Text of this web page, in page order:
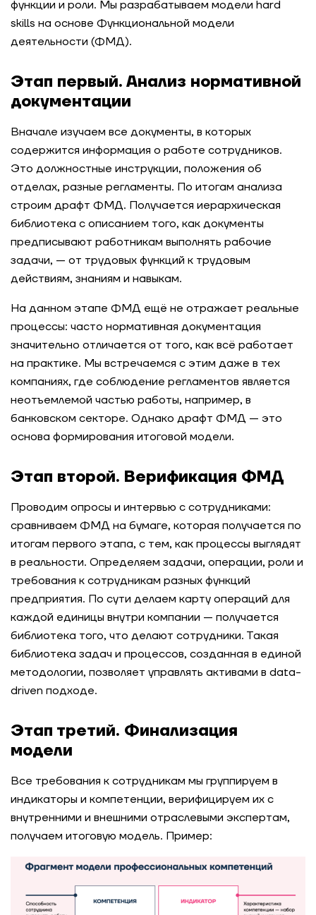
функции и роли. Мы разрабатываем модели hard
skills на основе Функциональной модели
деятельности (ФМД).
Этап первый. Анализ нормативной
документации
Вначале изучаем все документы, в которых
содержится информация о работе сотрудников.
Это должностные инструкции, положения об
отделах, разные регламенты. По итогам анализа
строим драфт ФМД. Получается иерархическая
библиотека с описанием того, как документы
предписывают работникам выполнять рабочие
задачи, — от трудовых функций к трудовым
действиям, знаниям и навыкам.
На данном этапе ФМД ещё не отражает реальные
процессы: часто нормативная документация
значительно отличается от того, как всё работает
на практике. Мы встречаемся с этим даже в тех
компаниях, где соблюдение регламентов является
неотъемлемой частью работы, например, в
банковском секторе. Однако драфт ФМД — это
основа формирования итоговой модели.
Этап второй. Верификация ФМД
Проводим опросы и интервью с сотрудниками:
сравниваем ФМД на бумаге, которая получается по
итогам первого этапа, с тем, как процессы выглядят
в реальности. Определяем задачи, операции, роли и
требования к сотрудникам разных функций
предприятия. По сути делаем карту операций для
каждой единицы внутри компании — получается
библиотека того, что делают сотрудники. Такая
библиотека задач и процессов, созданная в единой
методологии, позволяет управлять активами в data-
driven подходе.
Этап третий. Финализация
модели
Все требования к сотрудникам мы группируем в
индикаторы и компетенции, верифицируем их с
внутренними и внешними отраслевыми экспертам,
получаем итоговую модель. Пример: